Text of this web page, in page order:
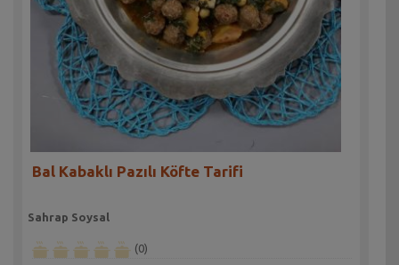
Bal Kabaklı Pazılı Köfte Tarifi
Sahrap Soysal
(0)